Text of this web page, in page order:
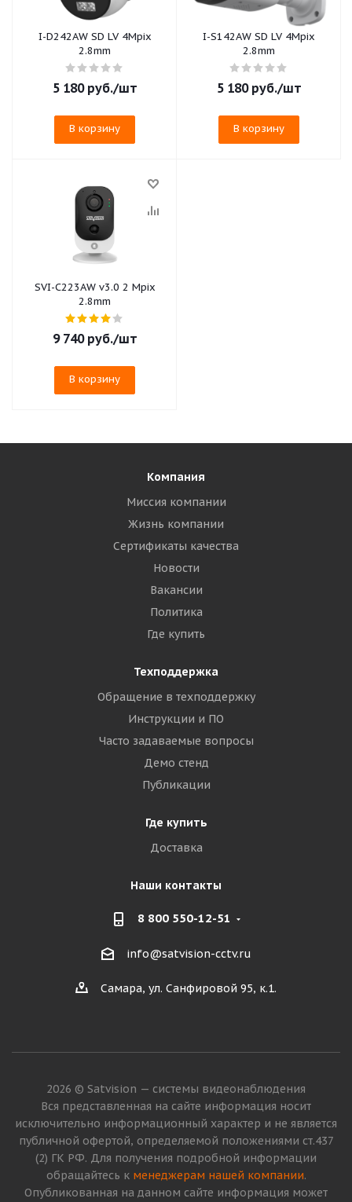
I-D242AW SD LV 4Mpix
2.8mm
5 180руб./шт
В корзину
I-S142AW SD LV 4Mpix
2.8mm
5 180руб./шт
В корзину
SVI-C223AW v3.0 2 Mpix
2.8mm
9 740руб./шт
В корзину
Компания
Миссия компании
Жизнь компании
Сертификаты качества
Новости
Вакансии
Политика
Где купить
Техподдержка
Обращение в техподдержку
Инструкции и ПО
Часто задаваемые вопросы
Демо стенд
Публикации
Где купить
Доставка
Наши контакты
8 800 550-12-51
info@satvision-cctv.ru
Самара, ул. Санфировой 95, к.1.
2026 © Satvision — системы видеонаблюдения
Вся представленная на сайте информация носит
исключительно информационный характер и не является
публичной офертой, определяемой положениями ст.437
(2) ГК РФ. Для получения подробной информации
обращайтесь к менеджерам нашей компании.
Опубликованная на данном сайте информация может